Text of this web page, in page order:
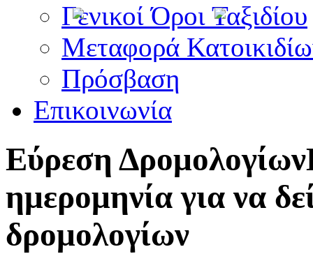
Γενικοί Όροι Ταξιδίου
Μεταφορά
Πρόσβαση
Επικοινωνία
Εύρεση Δρομολογίων
ημερομηνία για να
δρομολογίων